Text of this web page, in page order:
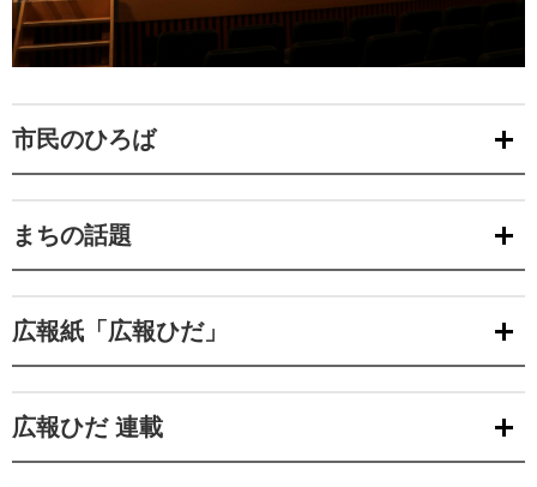
市民のひろば
まちの話題
広報紙「広報ひだ」
広報ひだ 連載